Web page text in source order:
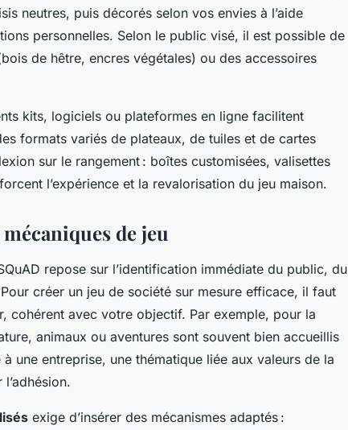
neutres, puis décorés selon vos envies à l’aide
personnelles. Selon le public visé, il est possible de
de hêtre, encres végétales) ou des accessoires
kits, logiciels ou plateformes en ligne facilitent
formats variés de plateaux, de tuiles et de cartes
sur le rangement : boîtes customisées, valisettes
l’expérience et la revalorisation du jeu maison.
de jeu
repose sur l’identification immédiate du public, du
créer un jeu de société sur mesure efficace, il faut
cohérent avec votre objectif. Par exemple, pour la
animaux ou aventures sont souvent bien accueillis
une entreprise, une thématique liée aux valeurs de la
exige d’insérer des mécanismes adaptés :